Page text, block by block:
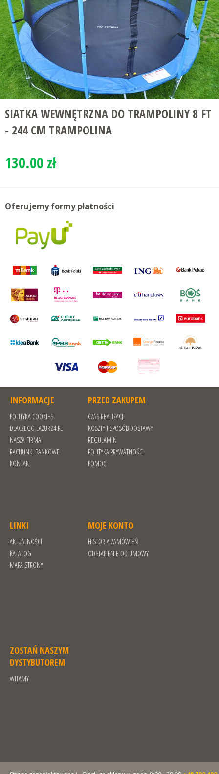
SIATKA WEWNĘTRZNA DO TRAMPOLINY 8 FT
- 244 CM TRAMPOLINA
130.00 zł
Oferujemy formy płatności
INFORMACJE
POLITYKA COOKIES
DLACZEGO LAZUR24.PL
NASZA FIRMA
RACHUNKI BANKOWE
KONTAKT
PRZED ZAKUPEM
CZAS REALIZACJI
KOSZTY I SPOSÓB DOSTAWY
REGULAMIN
POLITYKA PRYWATNOŚCI
POMOC
LINKI
AKTUALNOŚCI
KATALOG
MAPA STRONY
MOJE KONTO
HISTORIA ZAMÓWIEŃ
ODSTĄPIENIE OD UMOWY
ZOSTAŃ NASZYM
DYSTYBUTOREM
WITAMY